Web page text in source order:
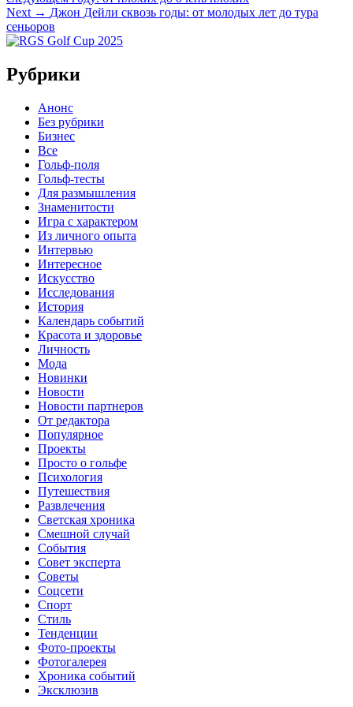
по
записям
Next → Next
post:
Джон Дейли сквозь годы: от молодых лет до тура
сеньоров
Рубрики
Анонс
Без рубрики
Бизнес
Все
Гольф-поля
Гольф-тесты
Для размышления
Знаменитости
Игра с характером
Из личного опыта
Интервью
Интересное
Искусство
Исследования
История
Календарь событий
Красота и здоровье
Личность
Мода
Новинки
Новости
Новости партнеров
От редактора
Популярное
Проекты
Просто о гольфе
Психология
Путешествия
Развлечения
Светская хроника
Смешной случай
События
Совет эксперта
Советы
Соцсети
Спорт
Стиль
Тенденции
Фото-проекты
Фотогалерея
Хроника событий
Эксклюзив